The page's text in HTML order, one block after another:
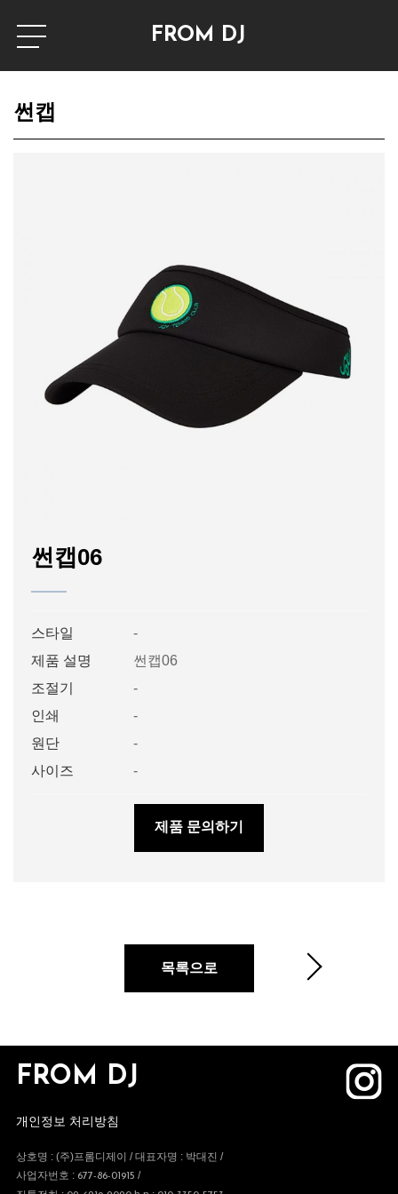
FROM DJ
썬캡
썬캡06
스타일
-
제품 설명
썬캡06
조절기
-
인쇄
-
원단
-
사이즈
-
제품 문의하기
목록으로
FROM DJ
개인정보 처리방침
상호명 : (주)프롬디제이 / 대표자명 : 박대진 /
사업자번호 : 677-86-01915 /